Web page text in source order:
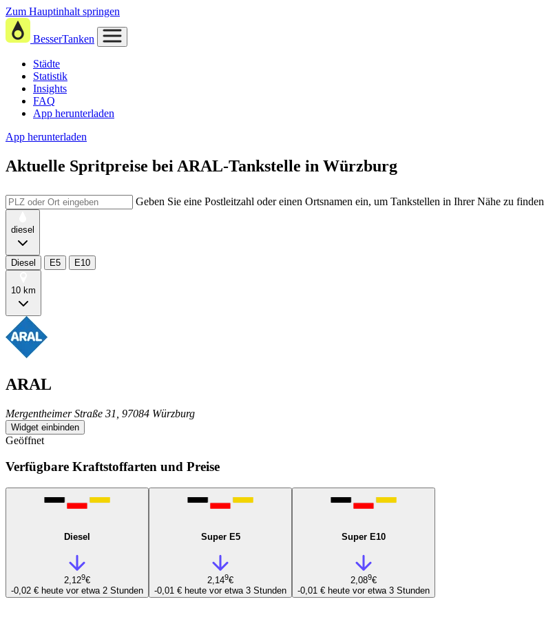
Zum Hauptinhalt springen
BesserTanken
Städte
Statistik
Insights
FAQ
App herunterladen
App herunterladen
Aktuelle Spritpreise bei ARAL-Tankstelle in Würzburg
Geben Sie eine Postleitzahl oder einen Ortsnamen ein, um Tankstellen in Ihrer Nähe zu finden
diesel
Diesel E5 E10
10 km
ARAL
Mergentheimer Straße 31, 97084 Würzburg
Widget einbinden
Geöffnet
Verfügbare Kraftstoffarten und Preise
Diesel
2,129€
-0,02 € heute vor etwa 2 Stunden
Super E5
2,149€
-0,01 € heute vor etwa 3 Stunden
Super E10
2,089€
-0,01 € heute vor etwa 3 Stunden